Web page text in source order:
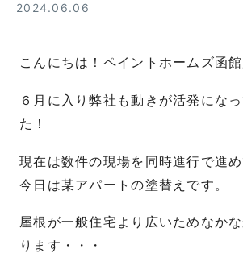
2024.06.06
こんにちは！ペイントホームズ函館
６月に入り弊社も動きが活発にな
た！
現在は数件の現場を同時進行で進め
今日は某アパートの塗替えです。
屋根が一般住宅より広いためなか
ります・・・